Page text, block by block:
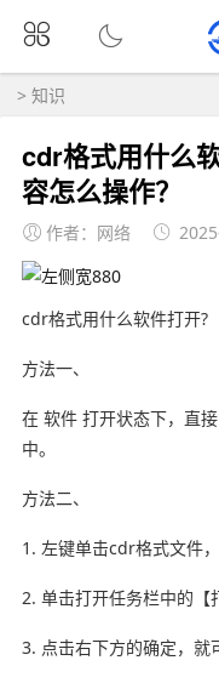
> 知识
cdr格式用什么
容怎么操作？
作者：网络
cdr格式用什么软件打开?
方法一、
在 软件 打开状态下，直
中。
方法二、
1. 左键单击cdr格式文件
2. 单击打开任务栏中的【
3. 点击右下方的确定，就